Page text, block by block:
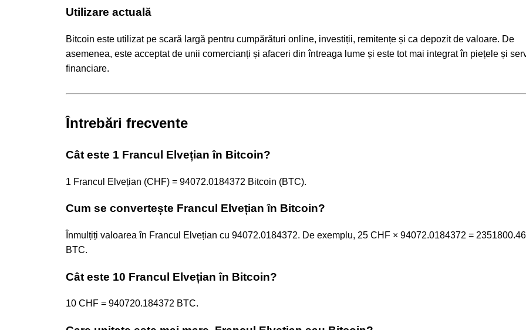
Utilizare actuală
Bitcoin este utilizat pe scară largă pentru cumpărături online, investiții, remitențe și ca depozit de valoare. De
asemenea, este acceptat de unii comercianți și afaceri din întreaga lume și este tot mai integrat în piețele și
financiare.
Întrebări frecvente
Cât este 1 Francul Elvețian în Bitcoin?
1 Francul Elvețian (CHF) = 94072.0184372 Bitcoin (BTC).
Cum se convertește Francul Elvețian în Bitcoin?
Înmulțiți valoarea în Francul Elvețian cu 94072.0184372. De exemplu, 25 CHF × 94072.0184372 =
BTC.
Cât este 10 Francul Elvețian în Bitcoin?
10 CHF = 940720.184372 BTC.